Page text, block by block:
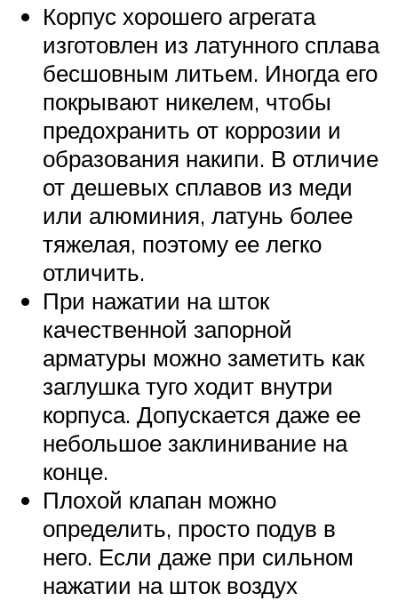
Корпус хорошего агрегата
изготовлен из латунного сплава
бесшовным литьем. Иногда его
покрывают никелем, чтобы
предохранить от коррозии и
образования накипи. В отличие
от дешевых сплавов из меди
или алюминия, латунь более
тяжелая, поэтому ее легко
отличить.
При нажатии на шток
качественной запорной
арматуры можно заметить как
заглушка туго ходит внутри
корпуса. Допускается даже ее
небольшое заклинивание на
конце.
Плохой клапан можно
определить, просто подув в
него. Если даже при сильном
нажатии на шток воздух